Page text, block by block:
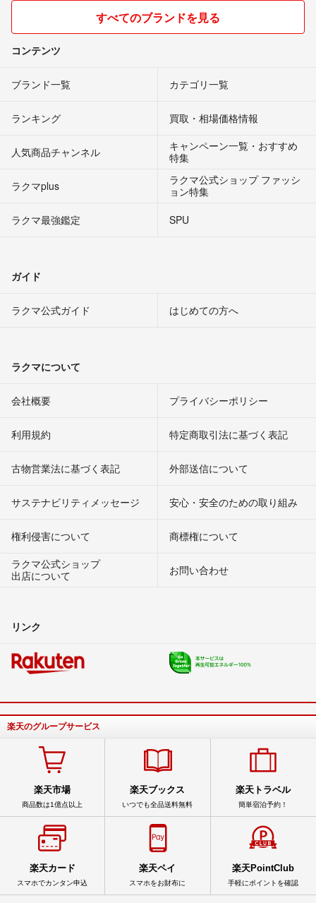
すべてのブランドを見る
コンテンツ
ブランド一覧 カテゴリ一覧
ランキング 買取・相場価格情報
人気商品チャンネル
キャンペーン一覧・おすすめ
特集
ラクマplus
ラクマ公式ショップ ファッシ
ョン特集
ラクマ最強鑑定
SPU
ガイド
ラクマ公式ガイド はじめての方へ
ラクマについて
会社概要 プライバシーポリシー
利用規約 特定商取引法に基づく表記
古物営業法に基づく表記 外部送信について
サステナビリティメッセージ 安心・安全のための取り組み
権利侵害について
商標権について
ラクマ公式ショップ
出店について
お問い合わせ
リンク
楽天のグループサービス
楽天市場
商品数は1億点以上
楽天ブックス
いつでも全品送料無料
楽天トラベル
簡単宿泊予約！
楽天カード
スマホでカンタン申込
楽天ペイ
スマホをお財布に
楽天PointClub
手軽にポイントを確認